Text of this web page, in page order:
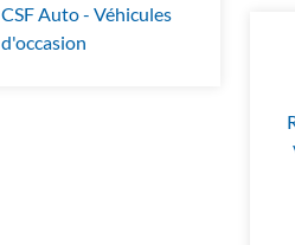
CSF Auto - Véhicules
d'occasion